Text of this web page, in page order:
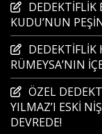
DEDEKTİFLİK
KUDU’NUN
DEDEKTİFLİK
RÜMEYSA’NIN
ÖZEL
YILMAZ’I ESKİ
DEVREDE!